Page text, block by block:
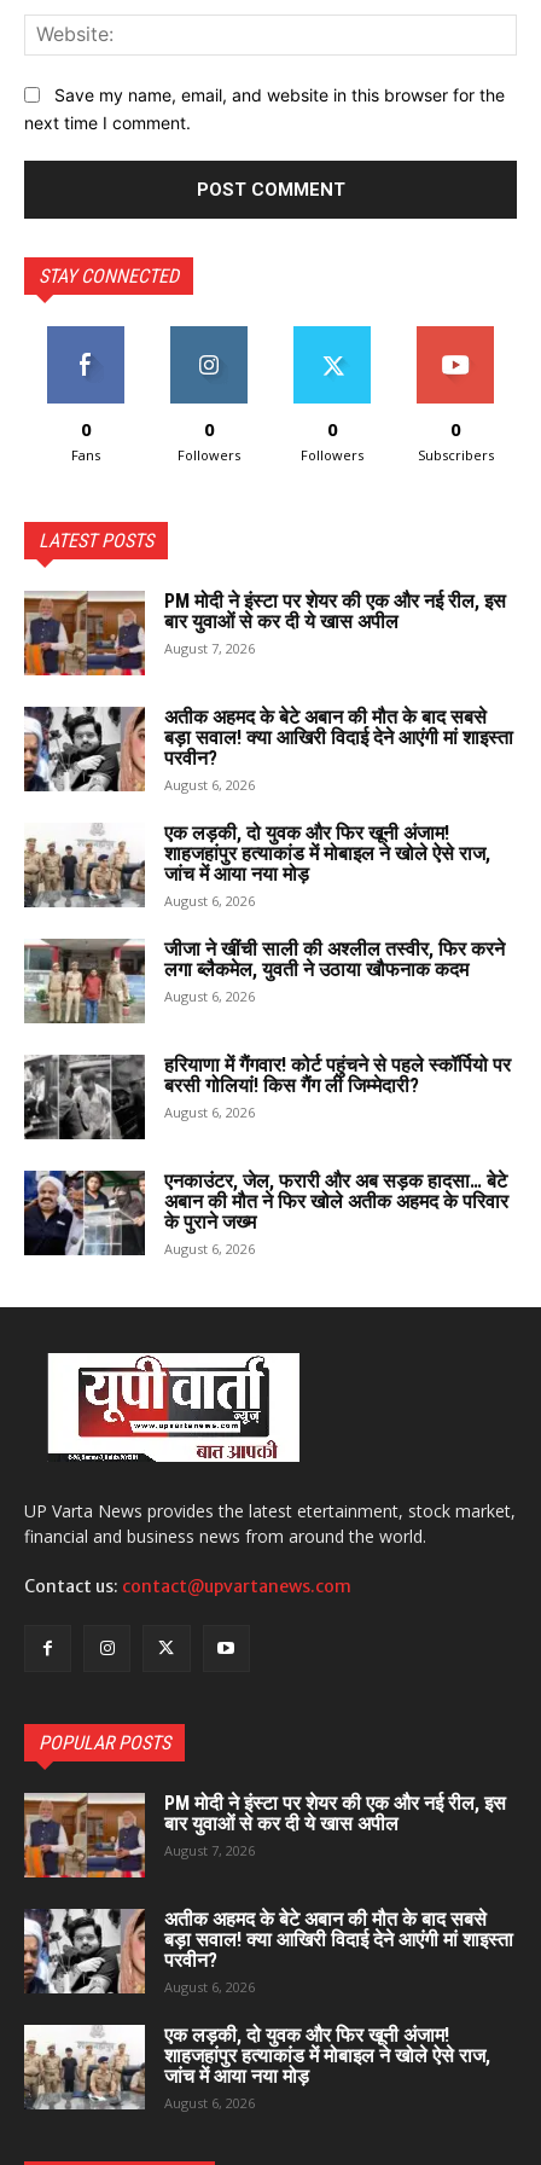
Save my name, email, and website in this browser for the
next time I comment.
STAY CONNECTED
0
Fans
0
Followers
0
Followers
0
Subscribers
LATEST POSTS
PM मोदी ने इंस्टा पर शेयर की एक और नई रील, इस
बार युवाओं से कर दी ये खास अपील
August 7, 2026
अतीक अहमद के बेटे अबान की मौत के बाद सबसे
बड़ा सवाल! क्या आखिरी विदाई देने आएंगी मां शाइस्ता
परवीन?
August 6, 2026
एक लड़की, दो युवक और फिर खूनी अंजाम!
शाहजहांपुर हत्याकांड में मोबाइल ने खोले ऐसे राज,
जांच में आया नया मोड़
August 6, 2026
जीजा ने खींची साली की अश्लील तस्वीर, फिर करने
लगा ब्लैकमेल, युवती ने उठाया खौफनाक कदम
August 6, 2026
हरियाणा में गैंगवार! कोर्ट पहुंचने से पहले स्कॉर्पियो पर
बरसी गोलियां! किस गैंग ली जिम्मेदारी?
August 6, 2026
एनकाउंटर, जेल, फरारी और अब सड़क हादसा… बेटे
अबान की मौत ने फिर खोले अतीक अहमद के परिवार
के पुराने जख्म
August 6, 2026
UP Varta News provides the latest etertainment, stock market,
financial and business news from around the world.
Contact us: contact@upvartanews.com
POPULAR POSTS
PM मोदी ने इंस्टा पर शेयर की एक और नई रील, इस
बार युवाओं से कर दी ये खास अपील
August 7, 2026
अतीक अहमद के बेटे अबान की मौत के बाद सबसे
बड़ा सवाल! क्या आखिरी विदाई देने आएंगी मां शाइस्ता
परवीन?
August 6, 2026
एक लड़की, दो युवक और फिर खूनी अंजाम!
शाहजहांपुर हत्याकांड में मोबाइल ने खोले ऐसे राज,
जांच में आया नया मोड़
August 6, 2026